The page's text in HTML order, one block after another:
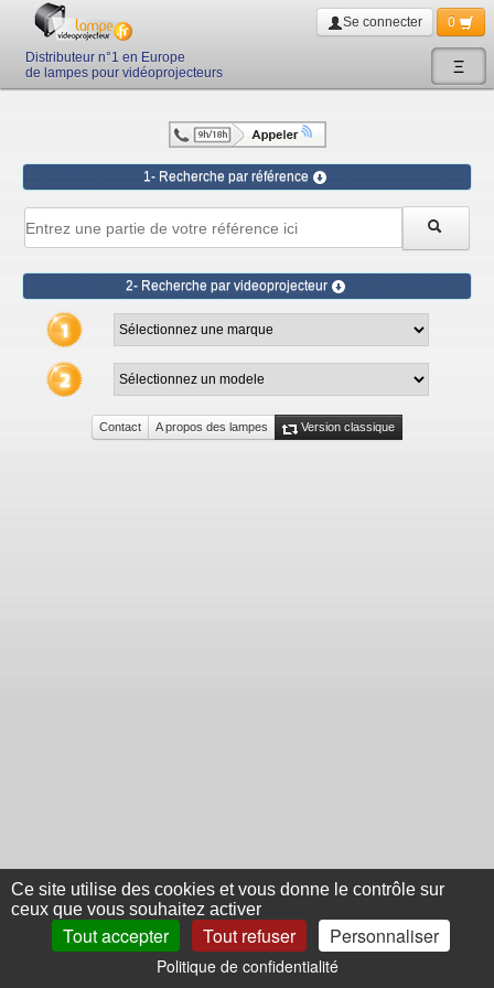
Ξ
Distributeur n°1 en Europe
de lampes pour vidéoprojecteurs
Se connecter 0
1- Recherche par référence
2- Recherche par videoprojecteur
Contact A propos des lampes Version classique
Ce site utilise des cookies et vous donne le contrôle sur
ceux que vous souhaitez activer
Tout accepter Tout refuser Personnaliser
Politique de confidentialité